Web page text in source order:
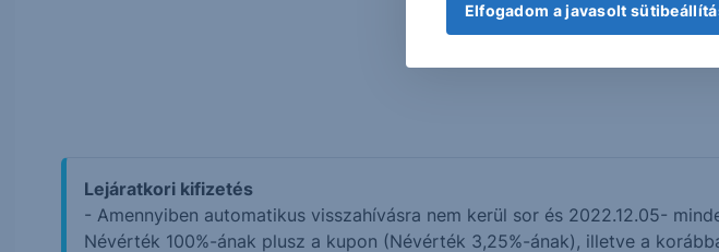
Lejáratkori kifizetés
- Amennyiben automatikus visszahívásra nem kerül sor és 2022.12.05-
Névérték 100%-ának plusz a kupon (Névérték 3,25%-ának), illetve a
Elfogadom a javasolt